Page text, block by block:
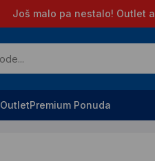
Još malo pa nestalo! Outlet
OutletPremium Ponuda